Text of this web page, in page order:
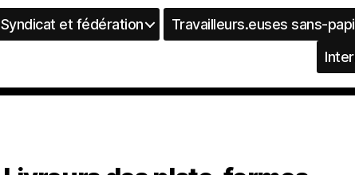
Syndicat et fédération Travailleurs.euses sans-